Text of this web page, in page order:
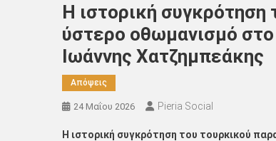
Η ιστορική
ύστερο οθωμανισμό
Ιωάννης Χατζημπεάκης
Απόψεις
24 Μαΐου 2026 Pieria Social
Η ιστορική συγκρότηση του τουρκικού